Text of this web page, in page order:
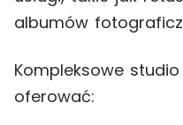
albumów
Kompleksowe
oferować: